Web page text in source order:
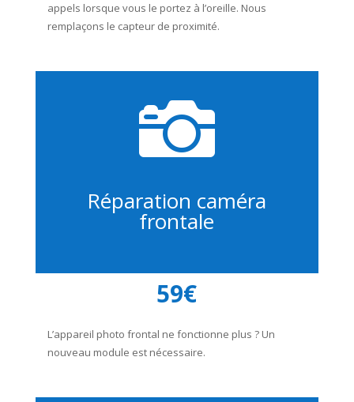
appels lorsque vous le portez à l’oreille. Nous
remplaçons le capteur de proximité.

Réparation caméra
frontale
59€
L’appareil photo frontal ne fonctionne plus ? Un
nouveau module est nécessaire.